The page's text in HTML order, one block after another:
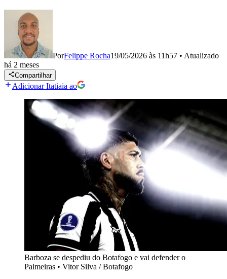
PorFelippe Rocha19/05/2026 às 11h57 • Atualizado
há 2 meses
Compartilhar
Adicionar Itatiaia ao
Barboza se despediu do Botafogo e vai defender o
Palmeiras • Vitor Silva / Botafogo